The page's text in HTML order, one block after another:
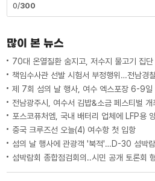
0/300
많이 본 뉴스
70대 온열질환 숨지고, 저수지 물고기 집단
책임수사관 선발 시험서 부정행위…전남경
제 7회 섬의 날 행사, 여수 엑스포장 6-9일
전남광주시, 여수서 김밥&소금 페스티벌 개
포스코퓨처엠, 국내 배터리 업체에 LFP용
중국 크루즈선 오늘(4) 여수항 첫 입항
섬의 날 행사에 관광객 '북적'…D-30 섬박
섬박람회 종합점검회의..시민 공개 토론회